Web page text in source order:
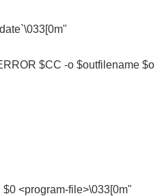
$CC -o $outfilename $o
<program-file>\033[0m"